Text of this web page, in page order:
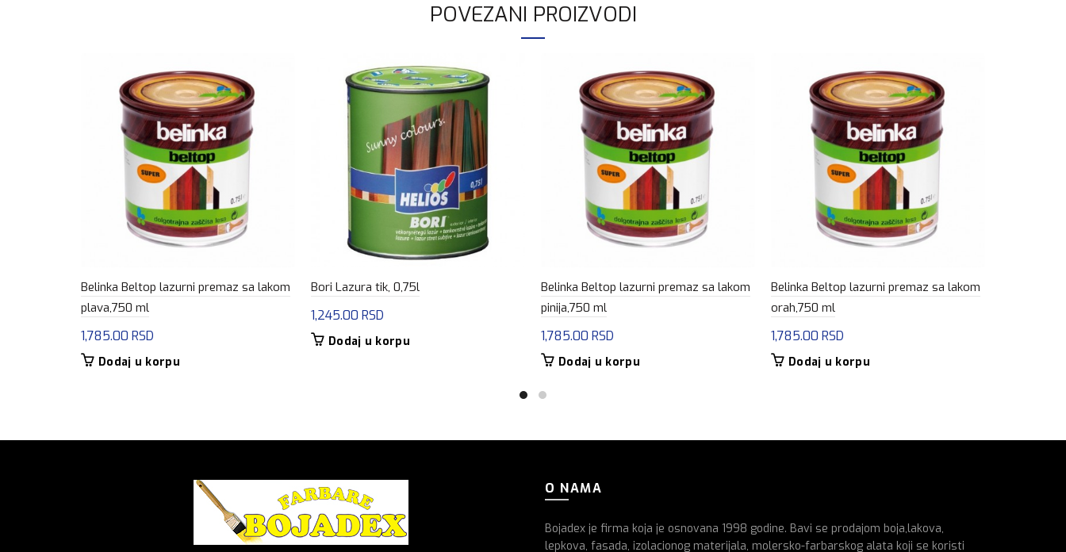
POVEZANI PROIZVODI
Belinka Beltop lazurni premaz sa lakom
plava,750 ml
1,785.00 RSD
Dodaj u korpu
Bori Lazura tik, 0,75l
1,245.00 RSD
Dodaj u korpu
Belinka Beltop lazurni premaz sa lakom
pinija,750 ml
1,785.00 RSD
Dodaj u korpu
Belinka Beltop lazurni premaz sa lakom
orah,750 ml
1,785.00 RSD
Dodaj u korpu
O NAMA
Bojadex je firma koja je osnovana 1998 godine. Bavi se prodajom boja,lakova,
lepkova, fasada, izolacionog materijala, molersko-farbarskog alata koji se koristi